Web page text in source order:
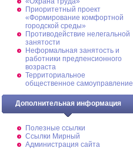
Приоритетный проект
«Формирование комфортной
городской среды»
Противодействие нелегальной
занятости
Неформальная занятость и
работники предпенсионного
возраста
Территориальное
общественное самоуправление
Дополнительная информация
Полезные ссылки
Ссылки Мирный
Администрация сайта